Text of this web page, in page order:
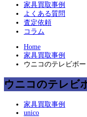
家具買取事例
よくある質問
査定依頼
コラム
Home
家具買取事例
ウニコのテレビボ
ウニコのテレビ
家具買取事例
unico